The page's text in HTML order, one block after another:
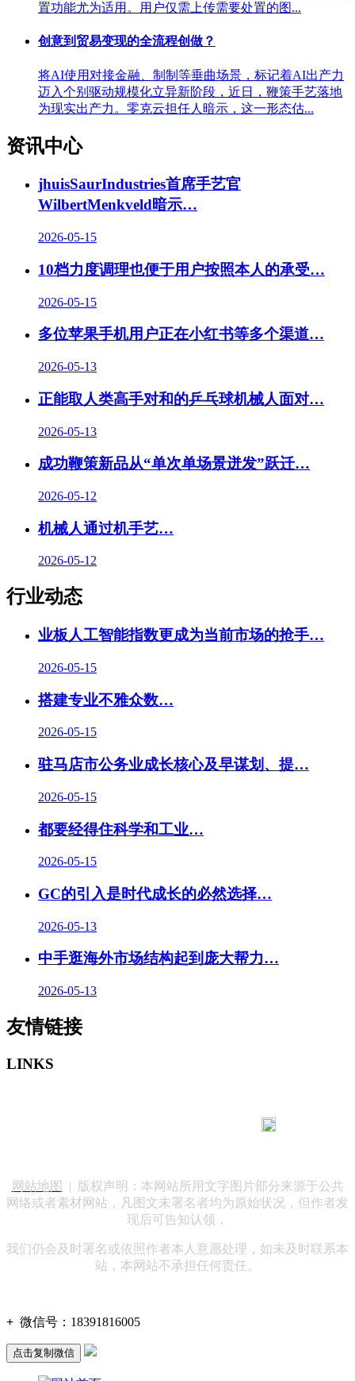
置功能尤为适用。用户仅需上传需要处置的图...
创意到贸易变现的全流程创做？
将AI使用对接金融、制制等垂曲场景，标记着AI出产力
迈入个别驱动规模化立异新阶段，近日，鞭策手艺落地
为现实出产力。零克云担任人暗示，这一形态估...
资讯中心
jhuisSaurIndustries首席手艺官
WilbertMenkveld暗示…
2026-05-15
10档力度调理也便于用户按照本人的承受…
2026-05-15
多位苹果手机用户正在小红书等多个渠道…
2026-05-13
正能取人类高手对和的乒乓球机械人面对…
2026-05-13
成功鞭策新品从“单次单场景迸发”跃迁…
2026-05-12
机械人通过机手艺…
2026-05-12
行业动态
业板人工智能指数更成为当前市场的抢手…
2026-05-15
搭建专业不雅众数…
2026-05-15
驻马店市公务业成长核心及早谋划、提…
2026-05-15
都要经得住科学和工业…
2026-05-15
GC的引入是时代成长的必然选择…
2026-05-13
中手逛海外市场结构起到庞大帮力…
2026-05-13
友情链接
LINKS
网站地图
| 版权声明：本网站所用文字图片部分来源于公共
网络或者素材网站，凡图文未署名者均为原始状况，但作者发
现后可告知认领，
我们仍会及时署名或依照作者本人意愿处理，如未及时联系本
站，本网站不承担任何责任。
+ 微信号： 18391816005
点击复制微信